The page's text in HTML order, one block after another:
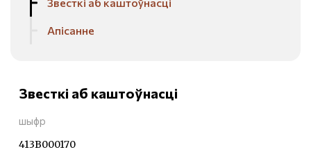
Апісанне
Звесткі аб каштоўнасці
шыфр
413В000170